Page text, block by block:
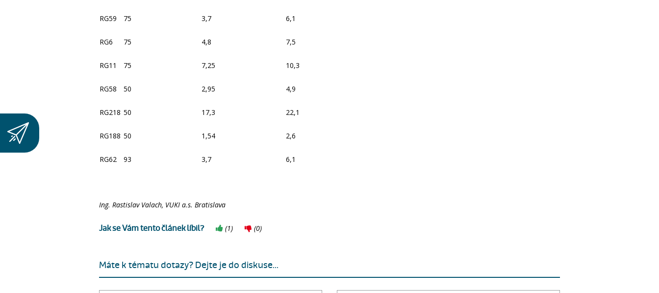
RG59 75 3,7 6,1
RG6 75 4,8 7,5
RG11 75 7,25 10,3
RG58 50 2,95 4,9
RG218 50 17,3 22,1
RG188 50 1,54 2,6
RG62 93 3,7 6,1
Ing. Rastislav Valach, VUKI a.s. Bratislava
Jak se Vám tento článek líbil? (1) (0)
Máte k tématu dotazy? Dejte je do diskuse...